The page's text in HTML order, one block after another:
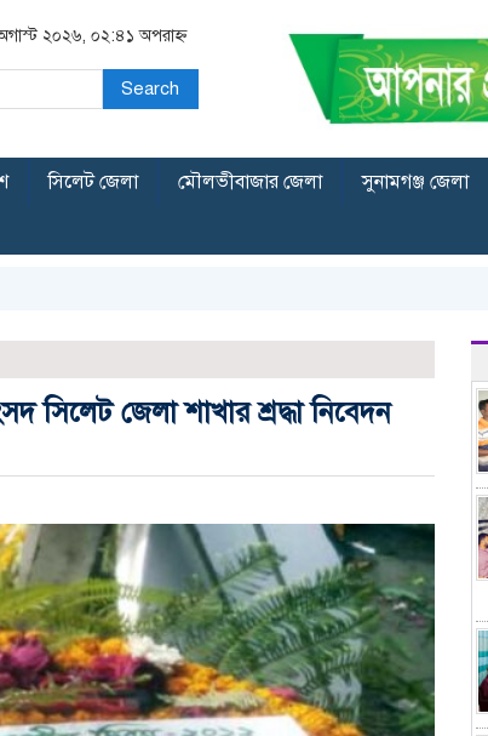
২০২৬, ০২:৪১ অপরাহ্ন
Search
সিলেট জেলা মৌলভীবাজার জেলা সুনামগঞ্জ জেলা
সিলেট জেলা শাখার শ্রদ্ধা নিবেদন